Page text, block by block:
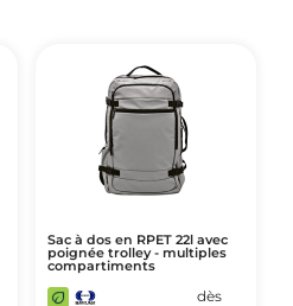
Sac à dos en RPET 22l avec
poignée trolley - multiples
compartiments
dès